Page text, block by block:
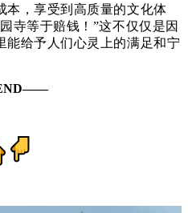
本，享受到高质量的文化体
寺等于赔钱！”这不仅仅是因
能给予人们心灵上的满足和宁